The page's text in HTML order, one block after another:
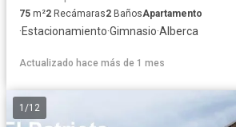
75 m²2 Recámaras2 BañosApartamento
·Estacionamiento·Gimnasio·Alberca
Actualizado hace más de 1 mes
1 /12